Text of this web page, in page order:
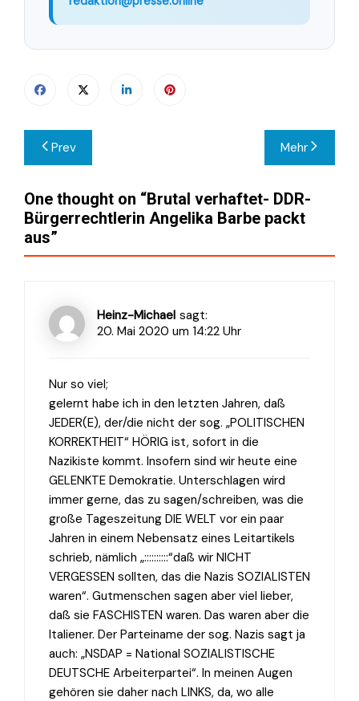
Beitragsnavigation
Prev Mehr
One thought on “Brutal verhaftet- DDR-
Bürgerrechtlerin Angelika Barbe packt
aus”
Heinz-Michael sagt:
20. Mai 2020 um 14:22 Uhr
Nur so viel;
gelernt habe ich in den letzten Jahren, daß
JEDER(E), der/die nicht der sog. „POLITISCHEN
KORREKTHEIT“ HÖRIG ist, sofort in die
Nazikiste kommt. Insofern sind wir heute eine
GELENKTE Demokratie. Unterschlagen wird
immer gerne, das zu sagen/schreiben, was die
große Tageszeitung DIE WELT vor ein paar
Jahren in einem Nebensatz eines Leitartikels
schrieb, nämlich „::::::::::“daß wir NICHT
VERGESSEN sollten, das die Nazis SOZIALISTEN
waren“. Gutmenschen sagen aber viel lieber,
daß sie FASCHISTEN waren. Das waren aber die
Italiener. Der Parteiname der sog. Nazis sagt ja
auch: „NSDAP = National SOZIALISTISCHE
DEUTSCHE Arbeiterpartei“. In meinen Augen
gehören sie daher nach LINKS, da, wo alle